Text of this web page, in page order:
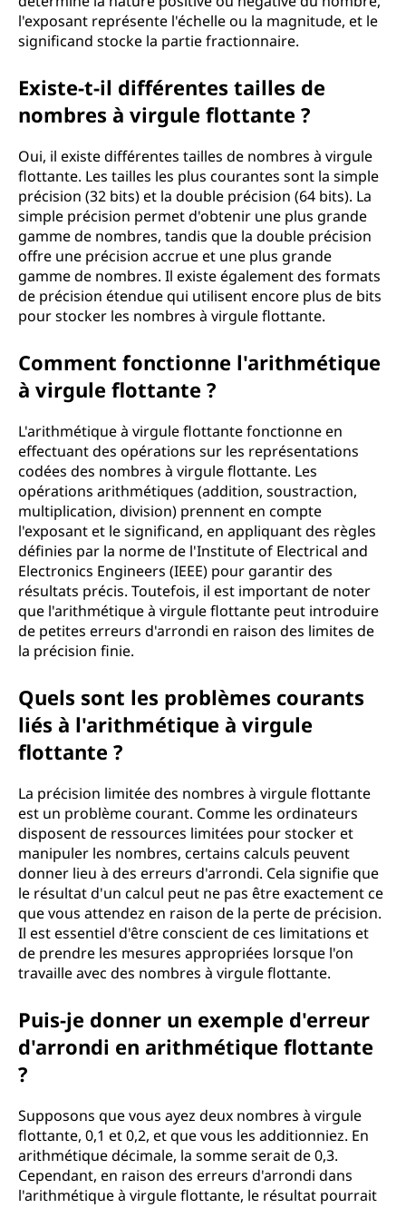
l'exposant représente l'échelle ou la magnitude, et le
significand stocke la partie fractionnaire.
Existe-t-il différentes tailles de
nombres à virgule flottante ?
Oui, il existe différentes tailles de nombres à virgule
flottante. Les tailles les plus courantes sont la simple
précision (32 bits) et la double précision (64 bits). La
simple précision permet d'obtenir une plus grande
gamme de nombres, tandis que la double précision
offre une précision accrue et une plus grande
gamme de nombres. Il existe également des formats
de précision étendue qui utilisent encore plus de bits
pour stocker les nombres à virgule flottante.
Comment fonctionne l'arithmétique
à virgule flottante ?
L'arithmétique à virgule flottante fonctionne en
effectuant des opérations sur les représentations
codées des nombres à virgule flottante. Les
opérations arithmétiques (addition, soustraction,
multiplication, division) prennent en compte
l'exposant et le significand, en appliquant des règles
définies par la norme de l'Institute of Electrical and
Electronics Engineers (IEEE) pour garantir des
résultats précis. Toutefois, il est important de noter
que l'arithmétique à virgule flottante peut introduire
de petites erreurs d'arrondi en raison des limites de
la précision finie.
Quels sont les problèmes courants
liés à l'arithmétique à virgule
flottante ?
La précision limitée des nombres à virgule flottante
est un problème courant. Comme les ordinateurs
disposent de ressources limitées pour stocker et
manipuler les nombres, certains calculs peuvent
donner lieu à des erreurs d'arrondi. Cela signifie que
le résultat d'un calcul peut ne pas être exactement ce
que vous attendez en raison de la perte de précision.
Il est essentiel d'être conscient de ces limitations et
de prendre les mesures appropriées lorsque l'on
travaille avec des nombres à virgule flottante.
Puis-je donner un exemple d'erreur
d'arrondi en arithmétique flottante
?
Supposons que vous ayez deux nombres à virgule
flottante, 0,1 et 0,2, et que vous les additionniez. En
arithmétique décimale, la somme serait de 0,3.
Cependant, en raison des erreurs d'arrondi dans
l'arithmétique à virgule flottante, le résultat pourrait